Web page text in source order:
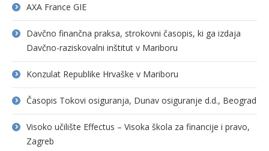
AXA France GIE
Davčno finančna praksa, strokovni časopis, ki ga izdaja
Davčno-raziskovalni inštitut v Mariboru
Konzulat Republike Hrvaške v Mariboru
Časopis Tokovi osiguranja, Dunav osiguranje d.d., Beograd
Visoko učilište Effectus – Visoka škola za financije i pravo,
Zagreb